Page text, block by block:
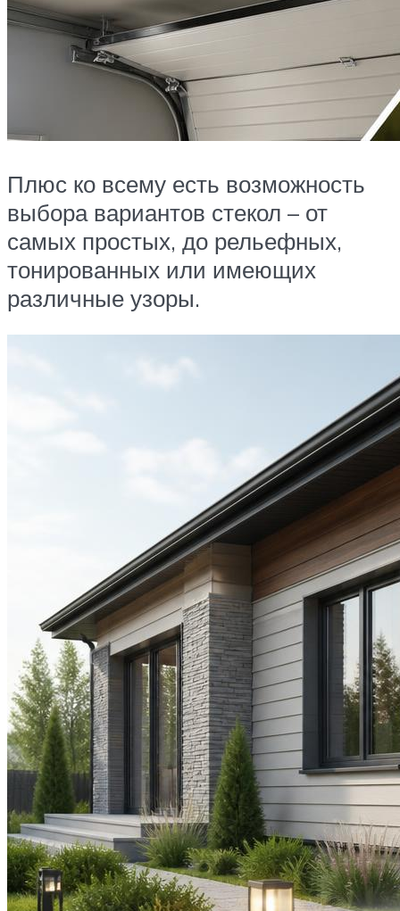
Плюс ко всему есть возможность
выбора вариантов стекол – от
самых простых, до рельефных,
тонированных или имеющих
различные узоры.